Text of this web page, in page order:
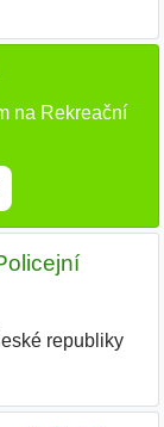
na Rekreační
republiky